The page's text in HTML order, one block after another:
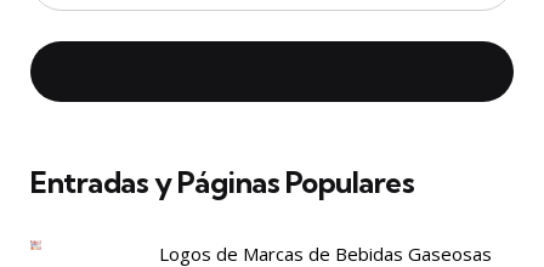
Entradas y Páginas Populares
Logos de Marcas de Bebidas Gaseosas